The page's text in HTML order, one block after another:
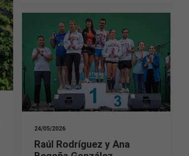
24/05/2026
Raúl Rodríguez y Ana